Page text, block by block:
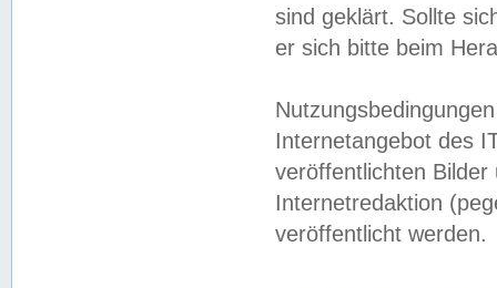
sind geklärt. Sollte
er sich bitte beim
Internetangebot des
veröffentlichten
Internetredaktion
veröffentlicht werden.